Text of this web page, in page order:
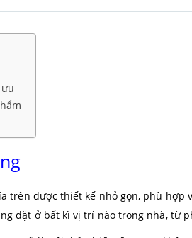
trên được thiết kế nhỏ gọn, phù hợp
đặt ở bất kì vị trí nào trong nhà, từ